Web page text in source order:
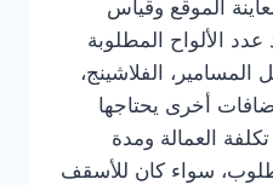
الموقع وقياس
الألواح المطلوبة
المسامير، الفلاشينج،
أخرى يحتاجها
العمالة ومدة
سواء كان للأسقف